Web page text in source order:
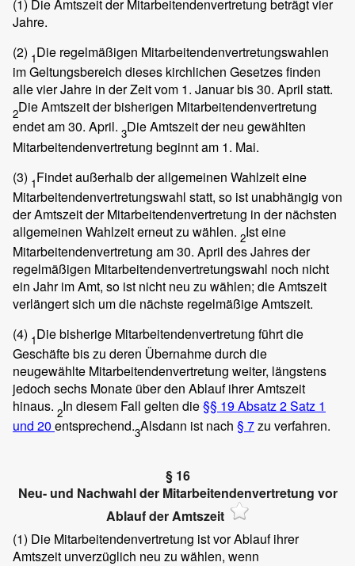
(1) Die Amtszeit der Mitarbeitendenvertretung beträgt vier
Jahre.
(2) 1Die regelmäßigen Mitarbeitendenvertretungswahlen
im Geltungsbereich dieses kirchlichen Gesetzes finden
alle vier Jahre in der Zeit vom 1. Januar bis 30. April statt.
2Die Amtszeit der bisherigen Mitarbeitendenvertretung
endet am 30. April. 3Die Amtszeit der neu gewählten
Mitarbeitendenvertretung beginnt am 1. Mai.
(3) 1Findet außerhalb der allgemeinen Wahlzeit eine
Mitarbeitendenvertretungswahl statt, so ist unabhängig von
der Amtszeit der Mitarbeitendenvertretung in der nächsten
allgemeinen Wahlzeit erneut zu wählen. 2Ist eine
Mitarbeitendenvertretung am 30. April des Jahres der
regelmäßigen Mitarbeitendenvertretungswahl noch nicht
ein Jahr im Amt, so ist nicht neu zu wählen; die Amtszeit
verlängert sich um die nächste regelmäßige Amtszeit.
(4) 1Die bisherige Mitarbeitendenvertretung führt die
Geschäfte bis zu deren Übernahme durch die
neugewählte Mitarbeitendenvertretung weiter, längstens
jedoch sechs Monate über den Ablauf ihrer Amtszeit
hinaus. 2In diesem Fall gelten die§§ 19 Absatz 2 Satz 1
und 20 entsprechend.3Alsdann ist nach § 7zu verfahren.
§ 16
Neu- und Nachwahl der Mitarbeitendenvertretung vor
Ablauf der Amtszeit
(1) Die Mitarbeitendenvertretung ist vor Ablauf ihrer
Amtszeit unverzüglich neu zu wählen, wenn